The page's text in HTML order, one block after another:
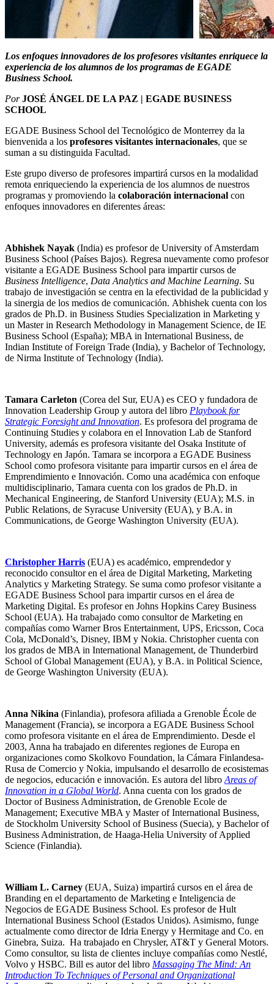
Los enfoques innovadores de los profesores visitantes enriquece la
experiencia de los alumnos de los programas de EGADE
Business School.
Por JOSÉ ÁNGEL DE LA PAZ | EGADE BUSINESS
SCHOOL
EGADE Business School del Tecnológico de Monterrey da la
bienvenida a los profesores visitantes internacionales, que se
suman a su distinguida Facultad.
Este grupo diverso de profesores impartirá cursos en la modalidad
remota enriqueciendo la experiencia de los alumnos de nuestros
programas y promoviendo la colaboración internacional con
enfoques innovadores en diferentes áreas:
Abhishek Nayak (India) es profesor de University of Amsterdam
Business School (Países Bajos). Regresa nuevamente como profesor
visitante a EGADE Business School para impartir cursos de
Business Intelligence, Data Analytics and Machine Learning. Su
trabajo de investigación se centra en la efectividad de la publicidad y
la sinergia de los medios de comunicación. Abhishek cuenta con los
grados de Ph.D. in Business Studies Specialization in Marketing y
un Master in Research Methodology in Management Science, de IE
Business School (España); MBA in International Business, de
Indian Institute of Foreign Trade (India), y Bachelor of Technology,
de Nirma Institute of Technology (India).
Tamara Carleton (Corea del Sur, EUA) es CEO y fundadora de
Innovation Leadership Group y autora del libro Playbook for
Strategic Foresight and Innovation. Es profesora del programa de
Continuing Studies y colabora en el Innovation Lab de Stanford
University, además es profesora visitante del Osaka Institute of
Technology en Japón. Tamara se incorpora a EGADE Business
School como profesora visitante para impartir cursos en el área de
Emprendimiento e Innovación. Como una académica con enfoque
multidisciplinario, Tamara cuenta con los grados de Ph.D. in
Mechanical Engineering, de Stanford University (EUA); M.S. in
Public Relations, de Syracuse University (EUA), y B.A. in
Communications, de George Washington University (EUA).
Christopher Harris (EUA) es académico, emprendedor y
reconocido consultor en el área de Digital Marketing, Marketing
Analytics y Marketing Strategy. Se suma como profesor visitante a
EGADE Business School para impartir cursos en el área de
Marketing Digital. Es profesor en Johns Hopkins Carey Business
School (EUA). Ha trabajado como consultor de Marketing en
compañías como Warner Bros Entertainment, UPS, Ericsson, Coca
Cola, McDonald’s, Disney, IBM y Nokia. Christopher cuenta con
los grados de MBA in International Management, de Thunderbird
School of Global Management (EUA), y B.A. in Political Science,
de George Washington University (EUA).
Anna Nikina (Finlandia), profesora afiliada a Grenoble École de
Management (Francia), se incorpora a EGADE Business School
como profesora visitante en el área de Emprendimiento. Desde el
2003, Anna ha trabajado en diferentes regiones de Europa en
organizaciones como Skolkovo Foundation, la Cámara Finlandesa-
Rusa de Comercio y Nokia, impulsando el desarrollo de ecosistemas
de negocios, educación e innovación. Es autora del libroAreas of
Innovation in a Global World. Anna cuenta con los grados de
Doctor of Business Administration, de Grenoble Ecole de
Management; Executive MBA y Master of International Business,
de Stockholm University School of Business (Suecia), y Bachelor of
Business Administration, de Haaga-Helia University of Applied
Science (Finlandia).
William L. Carney (EUA, Suiza) impartirá cursos en el área de
Branding en el departamento de Marketing e Inteligencia de
Negocios de EGADE Business School. Es profesor de Hult
International Business School (Estados Unidos). Asimismo, funge
actualmente como director de Idria Energy y Hermitage and Co. en
Ginebra, Suiza. Ha trabajado en Chrysler, AT&T y General Motors.
Como consultor, su lista de clientes incluye compañías como Nestlé,
Volvo y HSBC. Bill es autor del libro Massaging The Mind: An
Introduction To Techniques of Personal and Organizational